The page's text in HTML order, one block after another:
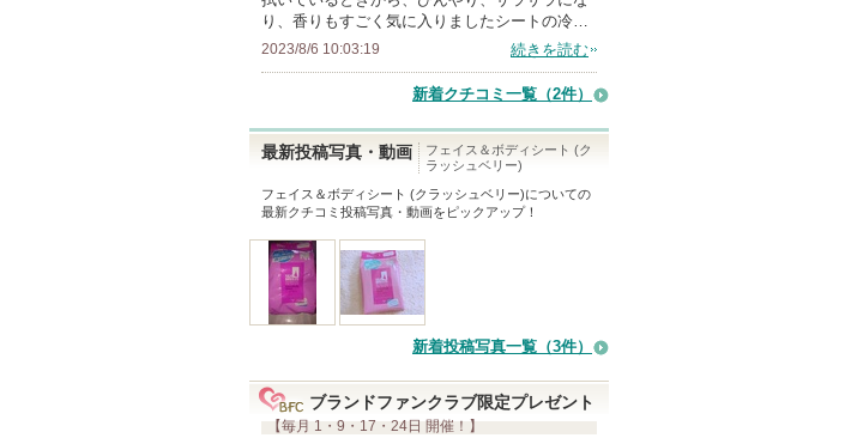
ー
お
入
り
て
ま
す
り、香りもすごく気に入りましたシートの冷…
2023/8/6 10:03:19 続きを読む
新着クチコミ一覧 （2件）
最新投稿写真・動画
フェイス＆ボディシート (ク
ラッシュベリー)
フェイス＆ボディシート (クラッシュベリー)についての
最新クチコミ投稿写真・動画をピックアップ！
新着投稿写真一覧（3件）
ブランドファンクラブ限定プレゼント
【毎月 1・9・17・24日 開催！】